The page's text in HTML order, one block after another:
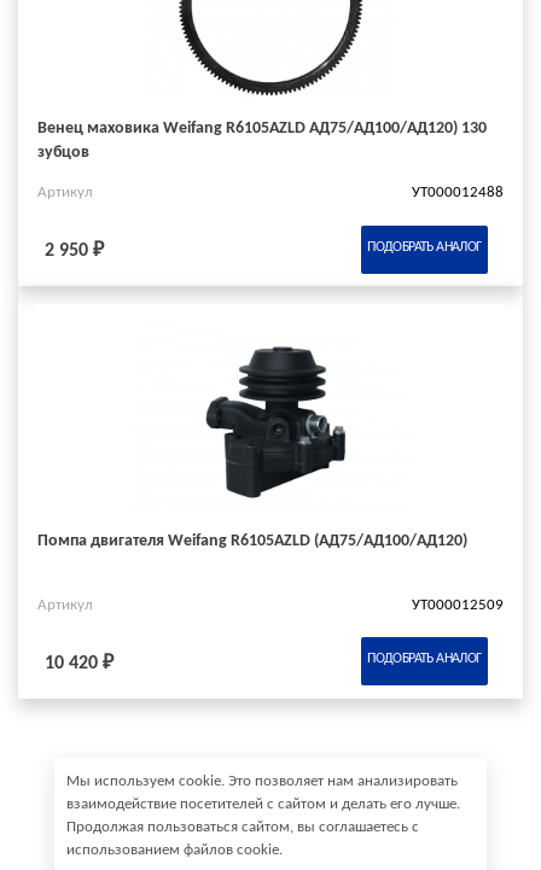
Венец маховика Weifang R6105AZLD АД75/АД100/АД120) 130
зубцов
Артикул УТ000012488
2 950 ₽ ПОДОБРАТЬ АНАЛОГ
Помпа двигателя Weifang R6105AZLD (АД75/АД100/АД120)
Артикул УТ000012509
10 420 ₽ ПОДОБРАТЬ АНАЛОГ
Мы используем cookie. Это позволяет нам анализировать
взаимодействие посетителей с сайтом и делать его лучше.
Продолжая пользоваться сайтом, вы соглашаетесь с
использованием файлов cookie.